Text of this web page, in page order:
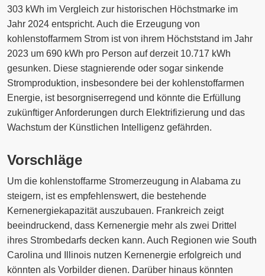
303 kWh im Vergleich zur historischen Höchstmarke im
Jahr 2024 entspricht. Auch die Erzeugung von
kohlenstoffarmem Strom ist von ihrem Höchststand im Jahr
2023 um 690 kWh pro Person auf derzeit 10.717 kWh
gesunken. Diese stagnierende oder sogar sinkende
Stromproduktion, insbesondere bei der kohlenstoffarmen
Energie, ist besorgniserregend und könnte die Erfüllung
zukünftiger Anforderungen durch Elektrifizierung und das
Wachstum der Künstlichen Intelligenz gefährden.
Vorschläge
Um die kohlenstoffarme Stromerzeugung in Alabama zu
steigern, ist es empfehlenswert, die bestehende
Kernenergiekapazität auszubauen. Frankreich zeigt
beeindruckend, dass Kernenergie mehr als zwei Drittel
ihres Strombedarfs decken kann. Auch Regionen wie South
Carolina und Illinois nutzen Kernenergie erfolgreich und
könnten als Vorbilder dienen. Darüber hinaus könnten